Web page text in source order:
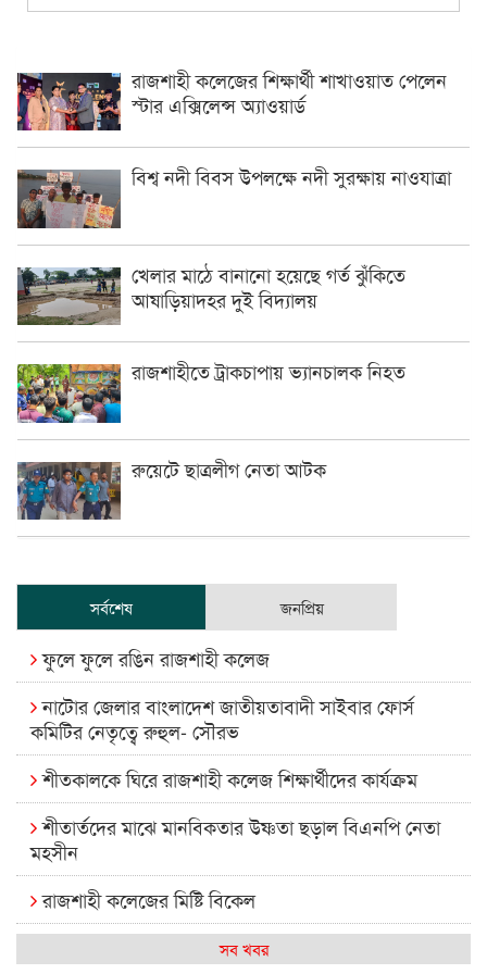
রাজশাহী কলেজের শিক্ষার্থী শাখাওয়াত পেলেন
স্টার এক্সিলেন্স অ্যাওয়ার্ড
বিশ্ব নদী বিবস উপলক্ষে নদী সুরক্ষায় নাওযাত্রা
খেলার মাঠে বানানো হয়েছে গর্ত ঝুঁকিতে
আষাড়িয়াদহর দুই বিদ্যালয়
রাজশাহীতে ট্রাকচাপায় ভ্যানচালক নিহত
রুয়েটে ছাত্রলীগ নেতা আটক
সর্বশেষ জনপ্রিয়
ফুলে ফুলে রঙিন রাজশাহী কলেজ
নাটোর জেলার বাংলাদেশ জাতীয়তাবাদী সাইবার ফোর্স
কমিটির নেতৃত্বে রুহুল- সৌরভ
শীতকালকে ঘিরে রাজশাহী কলেজ শিক্ষার্থীদের কার্যক্রম
শীতার্তদের মাঝে মানবিকতার উষ্ণতা ছড়াল বিএনপি নেতা
মহসীন
রাজশাহী কলেজের মিষ্টি বিকেল
কেমন আছে আমাদের দেশের মধ্যবিত্তরা
সব খবর